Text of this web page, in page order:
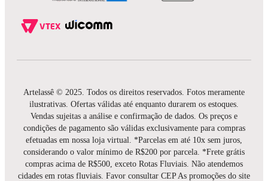
Artelassê © 2025. Todos os direitos reservados. Fotos meramente
ilustrativas. Ofertas válidas até enquanto durarem os estoques.
Vendas sujeitas a análise e confirmação de dados. Os preços e
condições de pagamento são válidas exclusivamente para compras
efetuadas em nossa loja virtual. *Parcelas em até 10x sem juros,
considerando o valor mínimo de R$200 por parcela. *Frete grátis
compras acima de R$500, exceto Rotas Fluviais. Não atendemos
cidades em rotas fluviais. Favor consultar CEP As promoções do site